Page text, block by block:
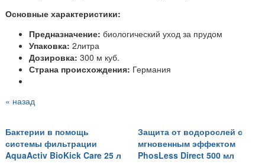
Основные характеристики:
Предназначение: биологический уход за прудом
Упаковка: 2литра
Дозировка: 300 м куб.
Страна происхождения: Германия
« назад
Бактерии в помощь
системы фильтрации
AquaActiv BioKick Care 25 л
Защита от водорослей с
мгновенным эффектом
PhosLess Direct 500 мл